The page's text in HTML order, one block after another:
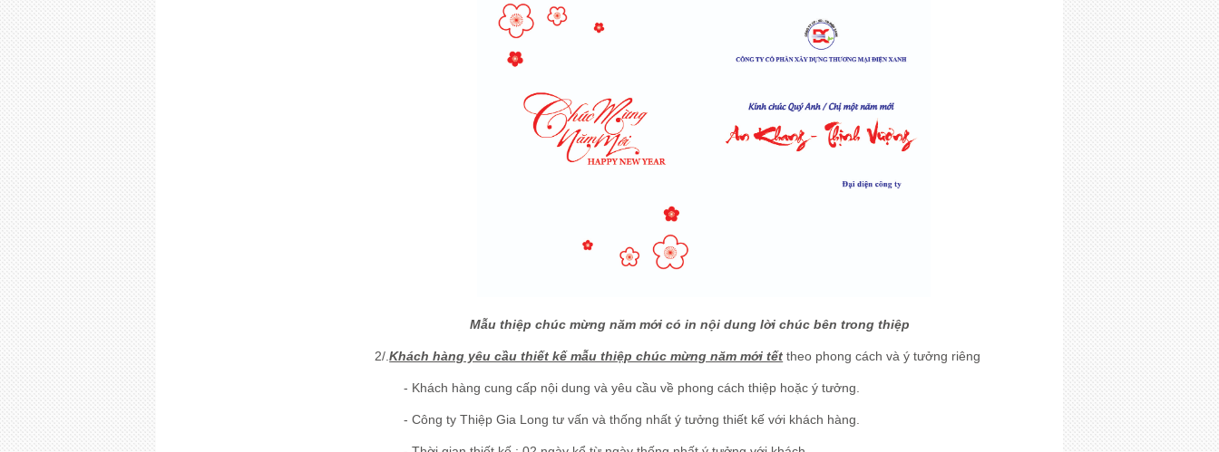
Mẫu thiệp chúc mừng năm mới có in nội dung lời chúc bên trong thiệp
2/.Khách hàng yêu cầu thiết kế mẫu thiệp chúc mừng năm mới tết theo phong cách và ý tưởng riêng
- Khách hàng cung cấp nội dung và yêu cầu về phong cách thiệp hoặc ý tưởng.
- Công ty Thiệp Gia Long tư vấn và thống nhất ý tưởng thiết kế với khách hàng.